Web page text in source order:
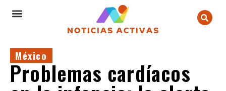
México
Problemas cardíacos